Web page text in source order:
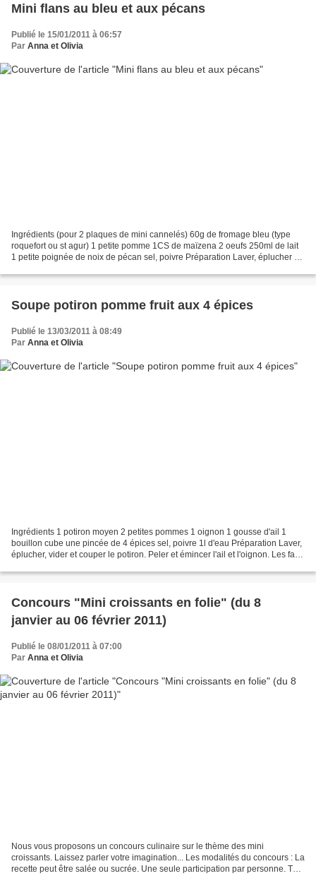
Mini flans au bleu et aux pécans
Publié le 15/01/2011 à 06:57
Par Anna et Olivia
Ingrédients (pour 2 plaques de mini cannelés) 60g de fromage bleu (type
roquefort ou st agur) 1 petite pomme 1CS de maïzena 2 oeufs 250ml de lait
1 petite poignée de noix de pécan sel, poivre Préparation Laver, éplucher et
Soupe potiron pomme fruit aux 4 épices
Publié le 13/03/2011 à 08:49
Par Anna et Olivia
Ingrédients 1 potiron moyen 2 petites pommes 1 oignon 1 gousse d'ail 1
bouillon cube une pincée de 4 épices sel, poivre 1l d'eau Préparation Laver,
éplucher, vider et couper le potiron. Peler et émincer l'ail et l'oignon. Les faire
Concours "Mini croissants en folie" (du 8
janvier au 06 février 2011)
Publié le 08/01/2011 à 07:00
Par Anna et Olivia
Nous vous proposons un concours culinaire sur le thème des mini
croissants. Laissez parler votre imagination... Les modalités du concours : La
recette peut être salée ou sucrée. Une seule participation par personne. Tout